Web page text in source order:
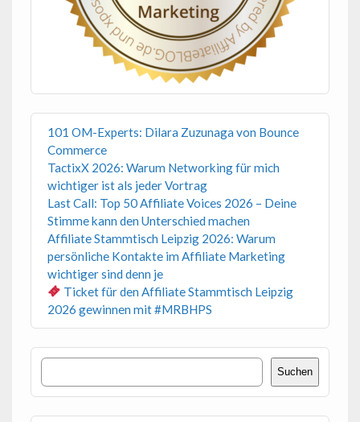
101 OM-Experts: Dilara Zuzunaga von Bounce
Commerce
TactixX 2026: Warum Networking für mich
wichtiger ist als jeder Vortrag
Last Call: Top 50 Affiliate Voices 2026 – Deine
Stimme kann den Unterschied machen
Affiliate Stammtisch Leipzig 2026: Warum
persönliche Kontakte im Affiliate Marketing
wichtiger sind denn je
Ticket für den Affiliate Stammtisch Leipzig
2026 gewinnen mit #MRBHPS
Suchen
Suchen